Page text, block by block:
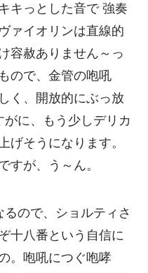
キっとした音で 強奏
ァイオリンは直線的
容赦ありません～っ
ので、金管の咆吼
く、開放的にぶっ放
に、もう少しデリカ
げそうになります。
すが、う～ん。
ので、ショルティさ
十八番という自信に
。咆吼につぐ咆哮